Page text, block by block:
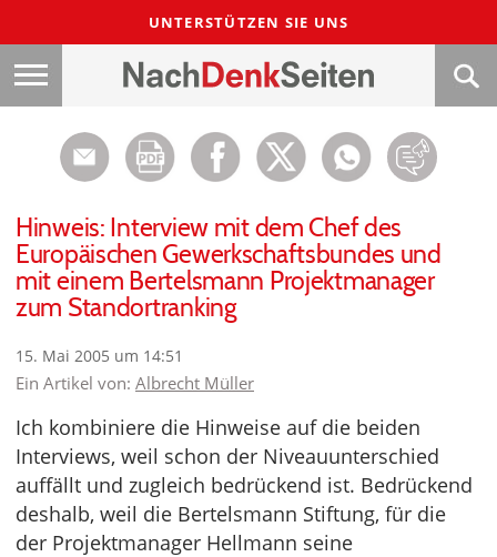
UNTERSTÜTZEN SIE UNS
Hinweis: Interview mit dem Chef des
Europäischen Gewerkschaftsbundes und
mit einem Bertelsmann Projektmanager
zum Standortranking
15. Mai 2005 um 14:51
Ein Artikel von: Albrecht Müller
Ich kombiniere die Hinweise auf die beiden
Interviews, weil schon der Niveauunterschied
auffällt und zugleich bedrückend ist. Bedrückend
deshalb, weil die Bertelsmann Stiftung, für die
der Projektmanager Hellmann seine